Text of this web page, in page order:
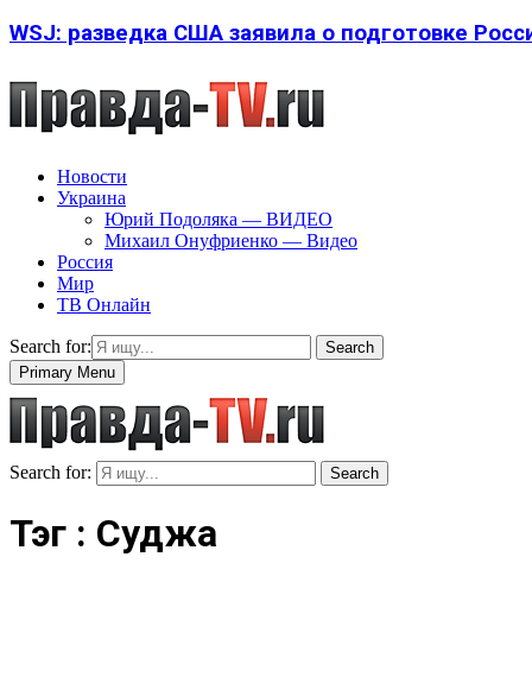
WSJ: разведка США заявила о подготовке
Новости
Украина
Юрий Подоляка — ВИДЕО
Михаил Онуфриенко — Видео
Россия
Мир
ТВ Онлайн
Search for:
Search
Primary Menu
Search for: Search
Тэг : Суджа